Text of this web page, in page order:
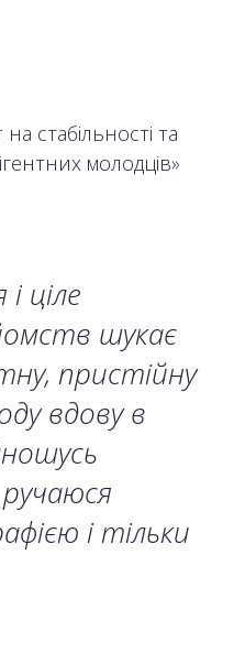
стабільності та
молодців»
ціле
шукає
пристійну
вдову в
і тільки